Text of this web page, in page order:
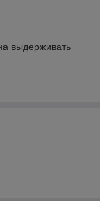
выдерживать